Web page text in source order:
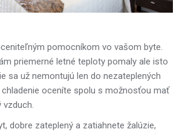
pomocníkom vo vašom byte.
priemerné letné teploty pomaly ale isto
sa už nemontujú len do nezateplených
chladenie oceníte spolu s možnosťou mať
vzduch.
dobre zateplený a zatiahnete žalúzie,